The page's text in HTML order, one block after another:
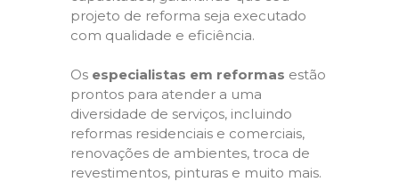
projeto de reforma seja executado
com qualidade e eficiência.
Os especialistas em reformas estão
prontos para atender a uma
diversidade de serviços, incluindo
reformas residenciais e comerciais,
renovações de ambientes, troca de
revestimentos, pinturas e muito mais.